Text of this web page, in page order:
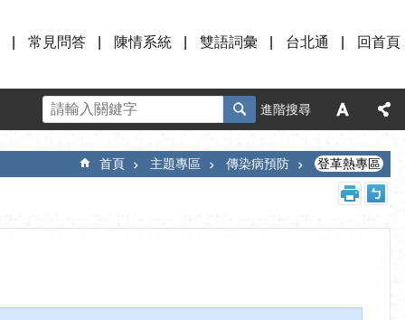
常見問答 陳情系統 雙語詞彙 台北通 回首頁
進階搜尋
首頁 主題專區 傳染病預防 登革熱專區